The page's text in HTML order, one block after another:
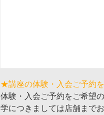
★講座の体験・入会ご予約
体験・入会ご予約をご希望
学につきましては店舗まで